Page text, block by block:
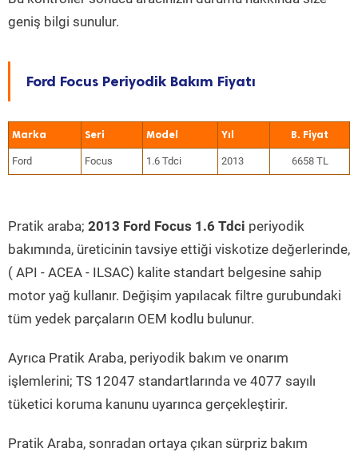
geniş bilgi sunulur.
Ford Focus Periyodik Bakım Fiyatı
Marka Seri Model Yıl
Ford Focus 1.6 Tdci 2013 6658 TL
Pratik araba; 2013 Ford Focus 1.6 Tdci periyodik
bakımında, üreticinin tavsiye ettiği viskotize değerlerinde,
( API - ACEA - ILSAC) kalite standart belgesine sahip
motor yağ kullanır. Değişim yapılacak filtre gurubundaki
tüm yedek parçaların OEM kodlu bulunur.
Ayrıca Pratik Araba, periyodik bakım ve onarım
işlemlerini; TS 12047 standartlarında ve 4077 sayılı
tüketici koruma kanunu uyarınca gerçekleştirir.
Pratik Araba, sonradan ortaya çıkan sürpriz bakım